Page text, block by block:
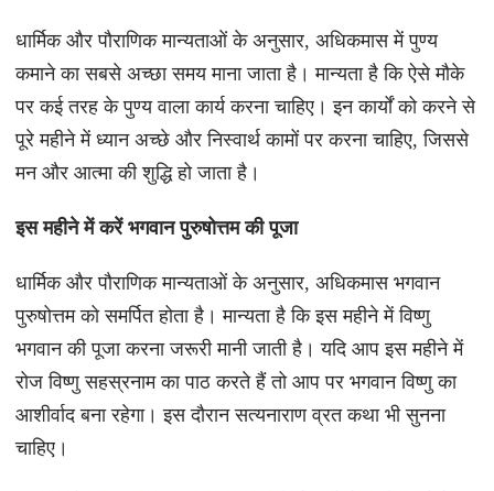
धार्मिक और पौराणिक मान्यताओं के अनुसार, अधिकमास में पुण्य
कमाने का सबसे अच्छा समय माना जाता है। मान्यता है कि ऐसे मौके
पर कई तरह के पुण्य वाला कार्य करना चाहिए। इन कार्यों को करने से
पूरे महीने में ध्यान अच्छे और निस्वार्थ कामों पर करना चाहिए, जिससे
मन और आत्मा की शुद्धि हो जाता है।
इस महीने में करें भगवान पुरुषोत्तम की पूजा
धार्मिक और पौराणिक मान्यताओं के अनुसार, अधिकमास भगवान
पुरुषोत्तम को समर्पित होता है। मान्यता है कि इस महीने में विष्णु
भगवान की पूजा करना जरूरी मानी जाती है। यदि आप इस महीने में
रोज विष्णु सहस्रनाम का पाठ करते हैं तो आप पर भगवान विष्णु का
आशीर्वाद बना रहेगा। इस दौरान सत्यनाराण व्रत कथा भी सुनना
चाहिए।